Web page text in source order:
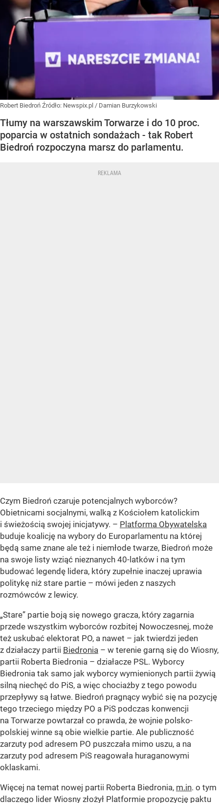
Robert Biedroń Źródło: Newspix.pl / Damian Burzykowski
Tłumy na warszawskim Torwarze i do 10 proc.
poparcia w ostatnich sondażach - tak Robert
Biedroń rozpoczyna marsz do parlamentu.
Czym Biedroń czaruje potencjalnych wyborców?
Obietnicami socjalnymi, walką z Kościołem katolickim
i świeżością swojej inicjatywy. – Platforma Obywatelska
buduje koalicję na wybory do Europarlamentu na której
będą same znane ale też i niemłode twarze, Biedroń może
na swoje listy wziąć nieznanych 40-latków i na tym
budować legendę lidera, który zupełnie inaczej uprawia
politykę niż stare partie – mówi jeden z naszych
rozmówców z lewicy.
„Stare” partie boją się nowego gracza, który zagarnia
przede wszystkim wyborców rozbitej Nowoczesnej, może
też uskubać elektorat PO, a nawet – jak twierdzi jeden
z działaczy partii Biedronia – w terenie garną się do Wiosny,
partii Roberta Biedronia – działacze PSL. Wyborcy
Biedronia tak samo jak wyborcy wymienionych partii żywią
silną niechęć do PiS, a więc chociażby z tego powodu
przepływy są łatwe. Biedroń pragnący wybić się na pozycję
tego trzeciego między PO a PiS podczas konwencji
na Torwarze powtarzał co prawda, że wojnie polsko-
polskiej winne są obie wielkie partie. Ale publiczność
zarzuty pod adresem PO puszczała mimo uszu, a na
zarzuty pod adresem PiS reagowała huraganowymi
oklaskami.
Więcej na temat nowej partii Roberta Biedronia, m.in. o tym
dlaczego lider Wiosny złożył Platformie propozycję paktu